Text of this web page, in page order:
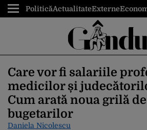
PoliticăActualitateExterne
Care vor fi salariile
medicilor și
Cum arată noua grilă
bugetarilor
Daniela Nicolescu